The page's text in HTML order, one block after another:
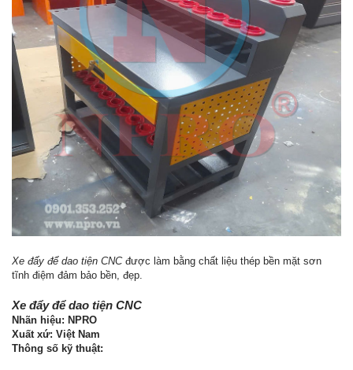
Xe đẩy để dao tiện CNC được làm bằng chất liệu thép bền mặt sơn
tĩnh điệm đảm bảo bền, đẹp.
Xe đẩy để dao tiện CNC
Nhãn hiệu: NPRO
Xuất xứ: Việt Nam
Thông số kỹ thuật: